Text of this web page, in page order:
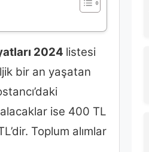
2024 listesi
bir an yaşatan
ise 400 TL
Toplum alımlar